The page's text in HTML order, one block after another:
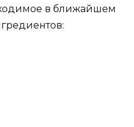
в ближайшем